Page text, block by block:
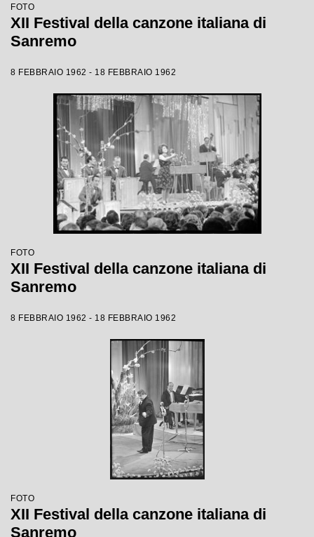
FOTO
XII Festival della canzone italiana di
Sanremo
8 FEBBRAIO 1962 - 18 FEBBRAIO 1962
FOTO
XII Festival della canzone italiana di
Sanremo
8 FEBBRAIO 1962 - 18 FEBBRAIO 1962
FOTO
XII Festival della canzone italiana di
Sanremo